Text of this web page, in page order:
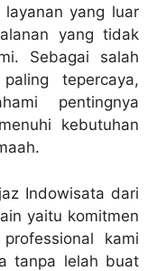
yang luar
yang tidak
Sebagai salah
tepercaya,
pentingnya
kebutuhan
Indowisata dari
yaitu komitmen
kami
tanpa lelah buat